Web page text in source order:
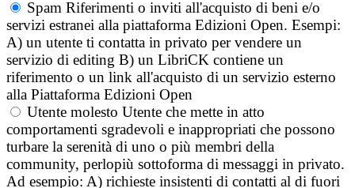
Spam Riferimenti o inviti all'acquisto di beni e/o
servizi estranei alla piattaforma Edizioni Open. Esempi:
A) un utente ti contatta in privato per vendere un
servizio di editing B) un LibriCK contiene un
riferimento o un link all'acquisto di un servizio esterno
alla Piattaforma Edizioni Open
Utente molesto Utente che mette in atto
comportamenti sgradevoli e inappropriati che possono
turbare la serenità di uno o più membri della
community, perlopiù sottoforma di messaggi in privato.
Ad esempio: A) richieste insistenti di contatti al di fuori